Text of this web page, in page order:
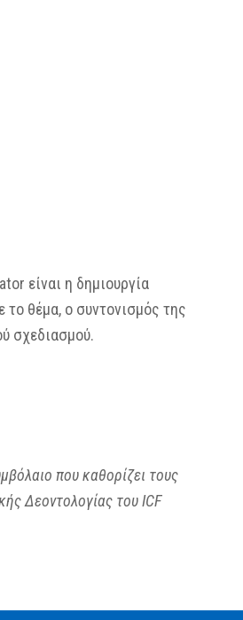
είναι η δημιουργία
θέμα, ο συντονισμός της
σχεδιασμού.
που καθορίζει τους
Δεοντολογίας του ICF